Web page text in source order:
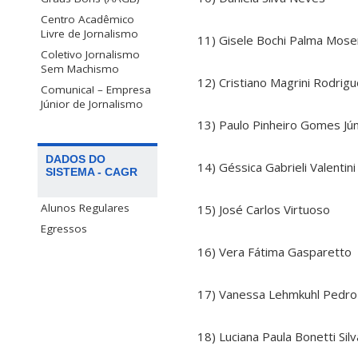
Centro Acadêmico
Livre de Jornalismo
Coletivo Jornalismo
Sem Machismo
Comunica! – Empresa
Júnior de Jornalismo
DADOS DO
SISTEMA - CAGR
Alunos Regulares
Egressos
11) Gisele Bochi Palma
12) Cristiano Magrini
13) Paulo Pinheiro Gomes
14) Géssica Gabrieli Valentini
15) José Carlos Virtuoso
16) Vera Fátima Gasparetto
17) Vanessa Lehmkuhl Pedro
18) Luciana Paula Bonetti